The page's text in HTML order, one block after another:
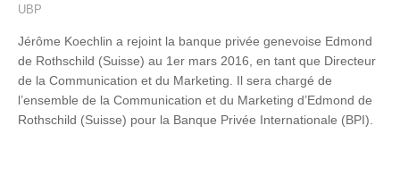
UBP
Jérôme Koechlin a rejoint la banque privée genevoise Edmond
de Rothschild (Suisse) au 1er mars 2016, en tant que Directeur
de la Communication et du Marketing. Il sera chargé de
l’ensemble de la Communication et du Marketing d’Edmond de
Rothschild (Suisse) pour la Banque Privée Internationale (BPI).